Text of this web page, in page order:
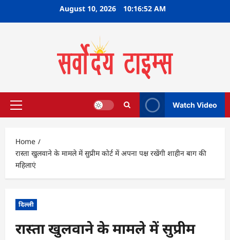
August 10, 2026 10:16:53 AM
Primary
Watch Video
Home
रास्ता खुलवाने के मामले में सुप्रीम कोर्ट में अपना पक्ष रखेंगी शाहीन बाग की
महिलाएं
दिल्ली
रास्ता खुलवाने के मामले में सुप्रीम